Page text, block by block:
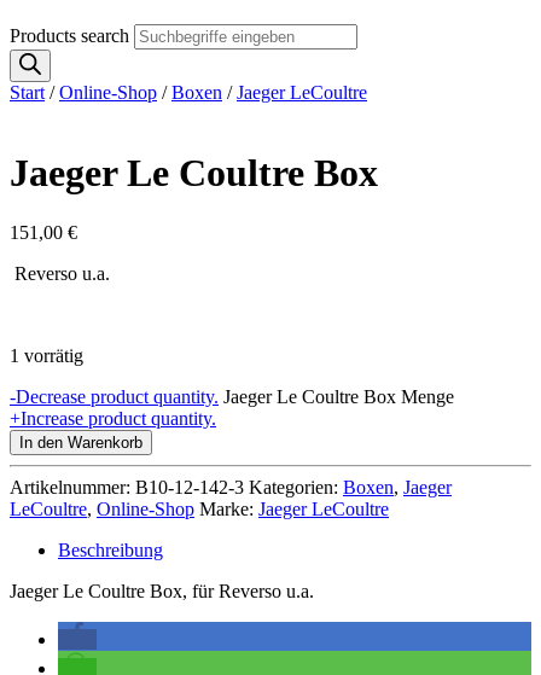
Products search
Start /Online-Shop /Boxen /Jaeger LeCoultre
Jaeger Le Coultre Box
151,00 €
Reverso u.a.
1 vorrätig
-Decrease product quantity. Jaeger Le Coultre Box Menge
+Increase product quantity.
In den Warenkorb
Artikelnummer: B10-12-142-3 Kategorien: Boxen, Jaeger
LeCoultre, Online-Shop Marke: Jaeger LeCoultre
Beschreibung
Jaeger Le Coultre Box, für Reverso u.a.